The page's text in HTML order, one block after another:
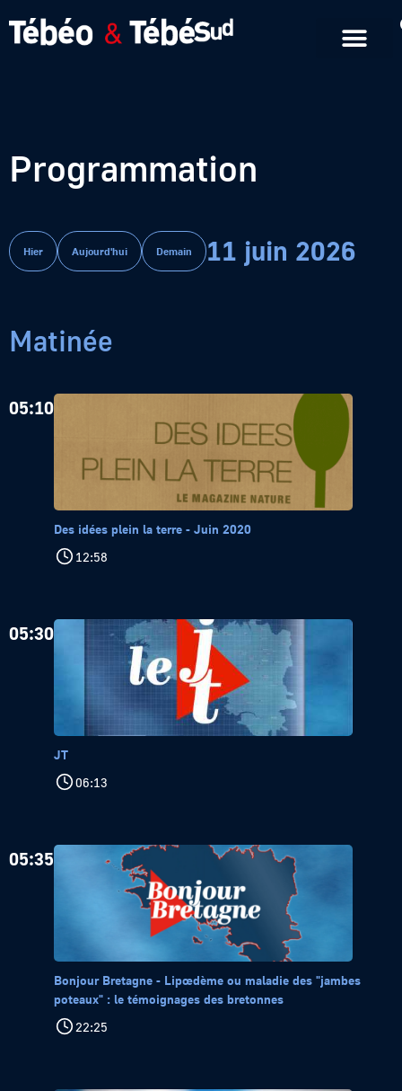
Programmation
Hier Aujourd'hui Demain 11 juin 2026
Matinée
05:10
Des idées plein la terre - Juin 2020
12:58
05:30
JT
06:13
05:35
Bonjour Bretagne - Lipœdème ou maladie des "jambes
poteaux" : le témoignages des bretonnes
22:25